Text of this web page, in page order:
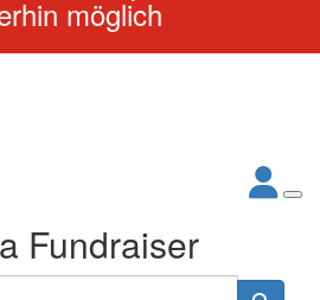
möglich
Fundraiser